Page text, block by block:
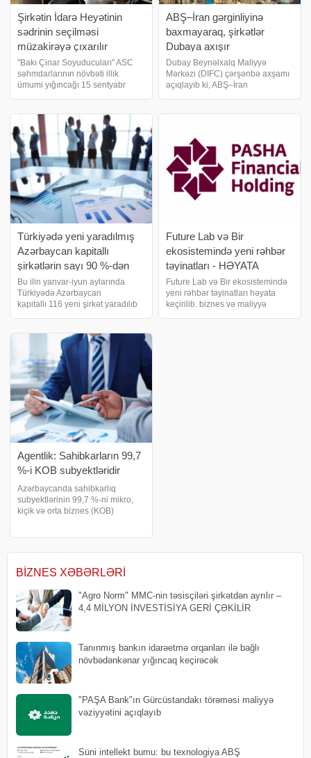
Şirkətin İdarə Heyətinin
sədrinin seçilməsi
müzakirəyə çıxarılır
"Bakı Çinar Soyuducuları" ASC
səhmdarlarının növbəti illik
ümumi yığıncağı 15 sentyabr
kapitallı şirkət – LƏĞV EDİLİR.
xəbər verir ki, yığınca
ABŞ–İran gərginliyinə
baxmayaraq, şirkətlər
Dubaya axışır
Dubay Beynəlxalq Maliyyə
Mərkəzi (DIFC) çərşənbə axşamı
açıqlayıb ki, ABŞ–İran
artıb. Dubayda yaşayı
Türkiyədə yeni yaradılmış
Azərbaycan kapitallı
şirkətlərin sayı 90 %-dən
çox artıb
Bu ilin yanvar-iyun aylarında
Türkiyədə Azərbaycan
kapitallı 116 yeni şirkət yaradılıb
Özbəkistanda Azərbaycan
kapitallı 470-dən çox şirkət
fəaliyyət göstərir
Future Lab və Bir
ekosistemində yeni rəhbər
təyinatları - HƏYATA
KEÇİRİLİB
Future Lab və Bir ekosistemində
yeni rəhbər təyinatları həyata
keçirilib. biznes və maliyyə
Agentlik: Sahibkarların 99,7
%-i KOB subyektləridir
Azərbaycanda sahibkarlıq
subyektlərinin 99,7 %-ni mikro,
kiçik və orta biznes (KOB)
Orta Biznesin İnkişafı Agentliyinin
(KOBİA
BIZNES XƏBƏRLƏRI
"Agro Norm" MMC-nin təsisçiləri şirkətdən ayrılır –
4,4 MİLYON İNVESTİSİYA GERİ ÇƏKİLİR
Tanınmış bankın idarəetmə orqanları ilə bağlı
növbədənkənar yığıncaq keçirəcək
"PAŞA Bank"ın Gürcüstandakı törəməsi maliyyə
vəziyyətini açıqlayıb
Süni intellekt bumu: bu texnologiya ABŞ